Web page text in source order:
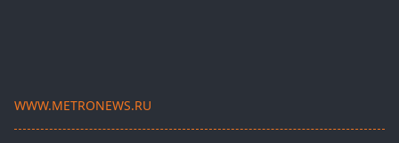
WWW.METRONEWS.RU